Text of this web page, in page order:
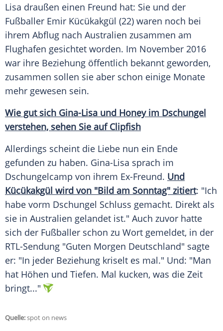
Lisa draußen einen Freund hat: Sie und der
Fußballer Emir Kücükakgül (22) waren noch bei
ihrem Abflug nach Australien zusammen am
Flughafen gesichtet worden. Im November 2016
war ihre Beziehung öffentlich bekannt geworden,
zusammen sollen sie aber schon einige Monate
mehr gewesen sein.
Wie gut sich Gina-Lisa und Honey im Dschungel
verstehen, sehen Sie auf Clipfish
Allerdings scheint die Liebe nun ein Ende
gefunden zu haben. Gina-Lisa sprach im
Dschungelcamp von ihrem Ex-Freund. Und
Kücükakgül wird von "Bild am Sonntag" zitiert: "Ich
habe vorm Dschungel Schluss gemacht. Direkt als
sie in Australien gelandet ist." Auch zuvor hatte
sich der Fußballer schon zu Wort gemeldet, in der
RTL-Sendung "Guten Morgen Deutschland" sagte
er: "In jeder Beziehung kriselt es mal." Und: "Man
hat Höhen und Tiefen. Mal kucken, was die Zeit
bringt..."
Quelle:spot on news